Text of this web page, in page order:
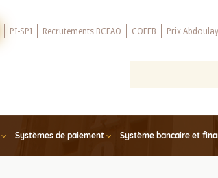
PI-SPI Recrutements BCEAO COFEB Prix
Systèmes de paiement Système bancaire et